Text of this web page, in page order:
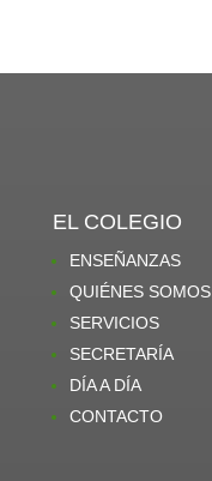
EL COLEGIO
ENSEÑANZAS
QUIÉNES SOMOS
SERVICIOS
SECRETARÍA
DÍA A DÍA
CONTACTO